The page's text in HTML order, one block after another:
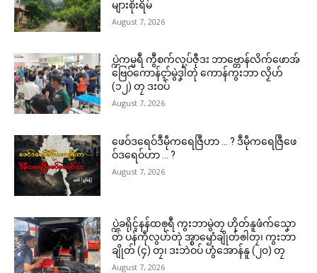
များစိုးရိမ်
August 7, 2026
ပ္ဍဲကမ္မရဳ ကွဳစက်လုပ်ဇီုဒး ဘာဗ္တောန်လိက်ဖောအ်
ဗြေဝ်ကောန်ၚာ်မွဲဒၞါဲတုဲ ကောန်ကွးဘာ လၟိဟ်
(၁၂) တၠ ဒးဝပ်
August 7, 2026
ဖေဝ်ဒရေဝ်ဒဳမဵုကရေဇြဳဟာ … ? ဒဳမဵုကရေဇြဳဖေ
ဝ်ဒရေဝ်ဟာ … ?
August 7, 2026
ပ္ဍဲခရိုၚ်နန်ထၜုရဳ ကွးဘာမွဲတၠ ဟိုတ်နူဖံက်သၞော
တ် ပန်ကဵုလွဟ်တုဲ အ္စာၝောံချိုတ်ၜါတၠ၊ ကွးဘာ
ချိုတ် (၄) တၠ၊ ဒးဘဲဝပ် ဟွံအောန်နူ (၂၀) တၠ
August 7, 2026